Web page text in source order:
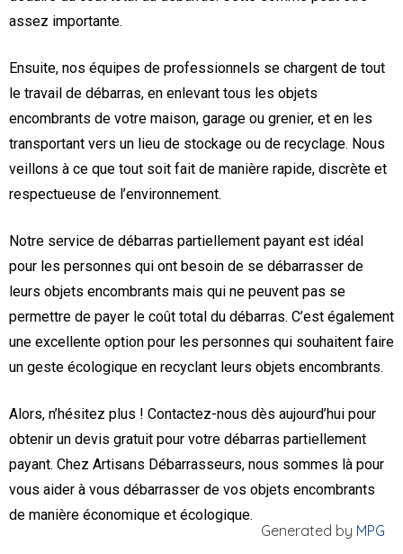
assez importante.
Ensuite, nos équipes de professionnels se chargent de tout
le travail de débarras, en enlevant tous les objets
encombrants de votre maison, garage ou grenier, et en les
transportant vers un lieu de stockage ou de recyclage. Nous
veillons à ce que tout soit fait de manière rapide, discrète et
respectueuse de l’environnement.
Notre service de débarras partiellement payant est idéal
pour les personnes qui ont besoin de se débarrasser de
leurs objets encombrants mais qui ne peuvent pas se
permettre de payer le coût total du débarras. C’est également
une excellente option pour les personnes qui souhaitent faire
un geste écologique en recyclant leurs objets encombrants.
Alors, n’hésitez plus ! Contactez-nous dès aujourd’hui pour
obtenir un devis gratuit pour votre débarras partiellement
payant. Chez Artisans Débarrasseurs, nous sommes là pour
vous aider à vous débarrasser de vos objets encombrants
de manière économique et écologique.
Generated by MPG